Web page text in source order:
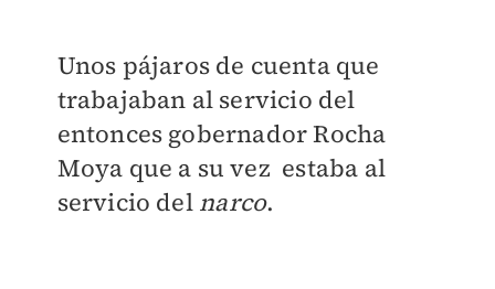
Unos pájaros de cuenta que
trabajaban al servicio del
entonces gobernador Rocha
Moya que a su vez estaba al
servicio del narco.